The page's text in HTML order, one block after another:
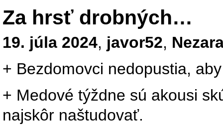
Za hrsť drobných…
19. júla 2024, javor52,
+ Bezdomovci nedopustia,
+ Medové týždne sú akousi
najskôr naštudovať.